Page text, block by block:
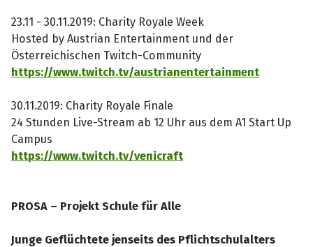
23.11 - 30.11.2019: Charity Royale Week
Hosted by Austrian Entertainment und der
Österreichischen Twitch-Community
https://www.twitch.tv/austrianentertainment
30.11.2019: Charity Royale Finale
24 Stunden Live-Stream ab 12 Uhr aus dem A1 Start Up
Campus
https://www.twitch.tv/venicraft
PROSA – Projekt Schule für Alle
Junge Geflüchtete jenseits des Pflichtschulalters